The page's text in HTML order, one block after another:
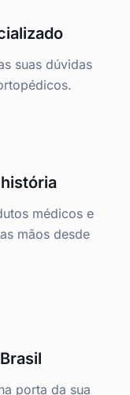
suas dúvidas
médicos e
mãos desde
porta da sua